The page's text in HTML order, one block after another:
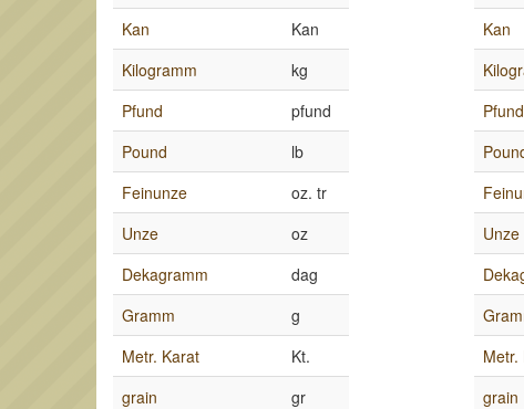
Kan
Kan
Kilogramm
kg
Pfund
pfund
Pound
lb
Feinunze
oz. tr
Unze
oz
Dekagramm
dag
Gramm
g
Metr. Karat
Kt.
grain
gr
Kan
Pfund
Unze
Metr.
grain